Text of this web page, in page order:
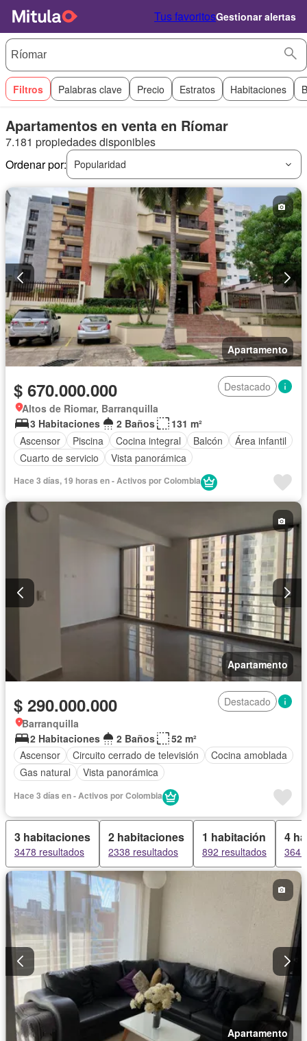
Tus favoritosGestionar alertas
Filtros Palabras clave Precio Estratos Habitaciones
Apartamentos en venta en Ríomar
7.181 propiedades disponibles
Ordenar por:
Popularidad
Apartamento
$ 670.000.000
Destacado
Altos de Riomar, Barranquilla
3 Habitaciones
2 Baños
131 m²
Ascensor
Piscina Cocina integral Balcón
Área infantil
Cuarto de servicio
Vista panorámica
Hace 3 días, 19 horas en - Activos por Colombia
Apartamento
$ 290.000.000
Destacado
Barranquilla
2 Habitaciones
2 Baños
52 m²
Ascensor
Circuito cerrado de televisión
Cocina amoblada
Gas natural
Vista panorámica
Hace 3 días en - Activos por Colombia
3 habitaciones
3478 resultados
2 habitaciones
2338 resultados
1 habitación
892 resultados
4
364
Apartamento